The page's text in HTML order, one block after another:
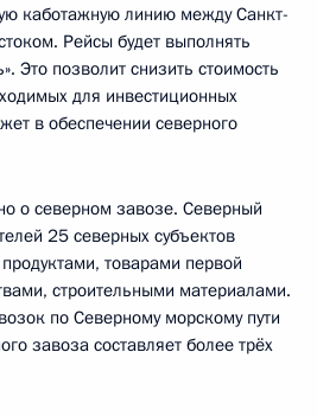
каботажную линию между Санкт-
Рейсы будет выполнять
Это позволит снизить стоимость
для инвестиционных
в обеспечении северного
о северном завозе. Северный
25 северных субъектов
товарами первой
строительными материалами.
по Северному морскому пути
завоза составляет более трёх